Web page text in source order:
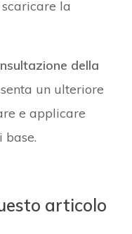
la
della
un ulteriore
e applicare
base.
articolo